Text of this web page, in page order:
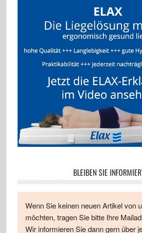
BLEIBEN SIE
Wenn Sie keinen neuen Artikel von
möchten, tragen Sie bitte Ihre
Wir informieren Sie dann gern über